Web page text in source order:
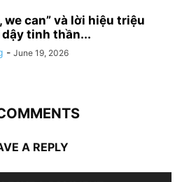
we can” và lời hiệu triệu
tinh thần...
- June 19, 2026
A REPLY